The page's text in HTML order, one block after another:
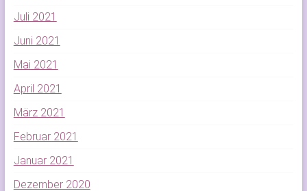
Juli 2021
Juni 2021
Mai 2021
April 2021
März 2021
Februar 2021
Januar 2021
Dezember 2020